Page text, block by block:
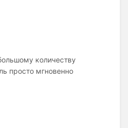
количеству
просто мгновенно